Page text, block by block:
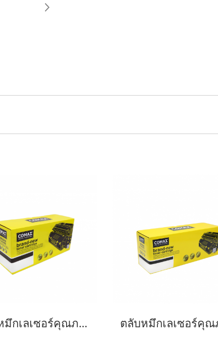
ตลับหมึกเลเซอร์คุณภาพสูงสำหรับ PANASONIC รุ่น DRUM KX-FAD89E